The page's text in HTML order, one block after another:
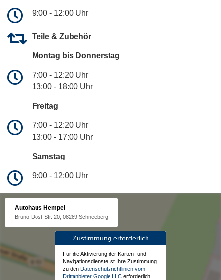
9:00 - 12:00 Uhr
Teile & Zubehör
Montag bis Donnerstag
7:00 - 12:20 Uhr
13:00 - 18:00 Uhr
Freitag
7:00 - 12:20 Uhr
13:00 - 17:00 Uhr
Samstag
9:00 - 12:00 Uhr
Autohaus Hempel
Bruno-Dost-Str. 20, 08289 Schneeberg
Zustimmung erforderlich
Für die Aktivierung der Karten- und
Navigationsdienste ist Ihre Zustimmung
zu den Datenschutzrichtlinien vom
Drittanbieter Google LLC erforderlich.